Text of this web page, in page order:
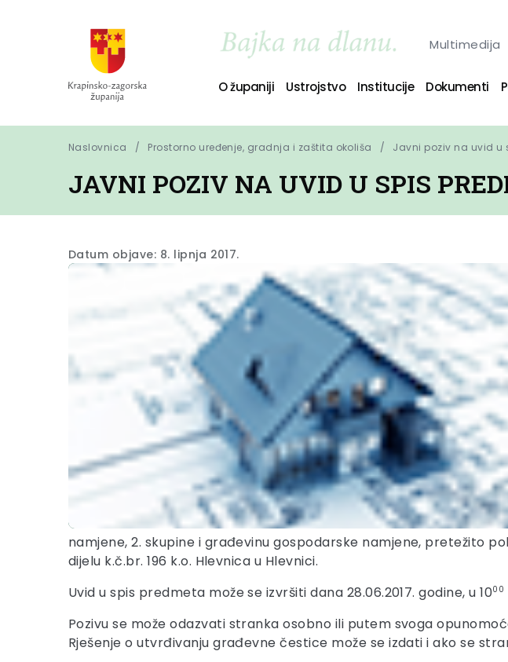
Multimedija
O županiji Ustrojstvo Institucije Dokumenti
Naslovnica Prostorno uređenje, gradnja i zaštita okoliša Javni poziv na uvid u
JAVNI POZIV NA UVID U SPIS
Datum objave: 8. lipnja 2017.
namjene, 2. skupine i građevinu gospodarske namjene, pretežito
dijelu k.č.br. 196 k.o. Hlevnica u Hlevnici.
Uvid u spis predmeta može se izvršiti dana 28.06.2017. godine, u 1000
Pozivu se može odazvati stranka osobno ili putem svoga
Rješenje o utvrđivanju građevne čestice može se izdati i ako se